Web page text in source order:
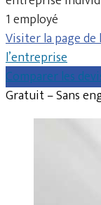
1 employé
Visiter la page
l’entreprise
Comparer les
Gratuit – Sans